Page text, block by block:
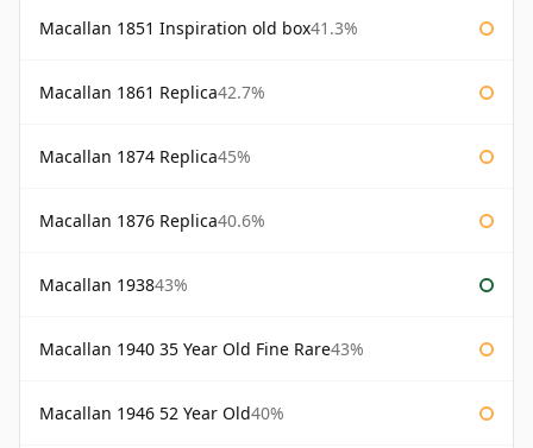
Macallan 1851 Inspiration old box41.3%
Macallan 1861 Replica42.7%
Macallan 1874 Replica45%
Macallan 1876 Replica40.6%
Macallan 193843%
Macallan 1940 35 Year Old Fine Rare43%
Macallan 1946 52 Year Old40%